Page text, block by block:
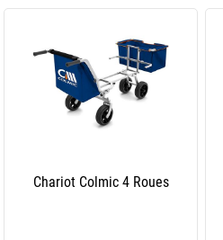
Chariot Colmic 4 Roues